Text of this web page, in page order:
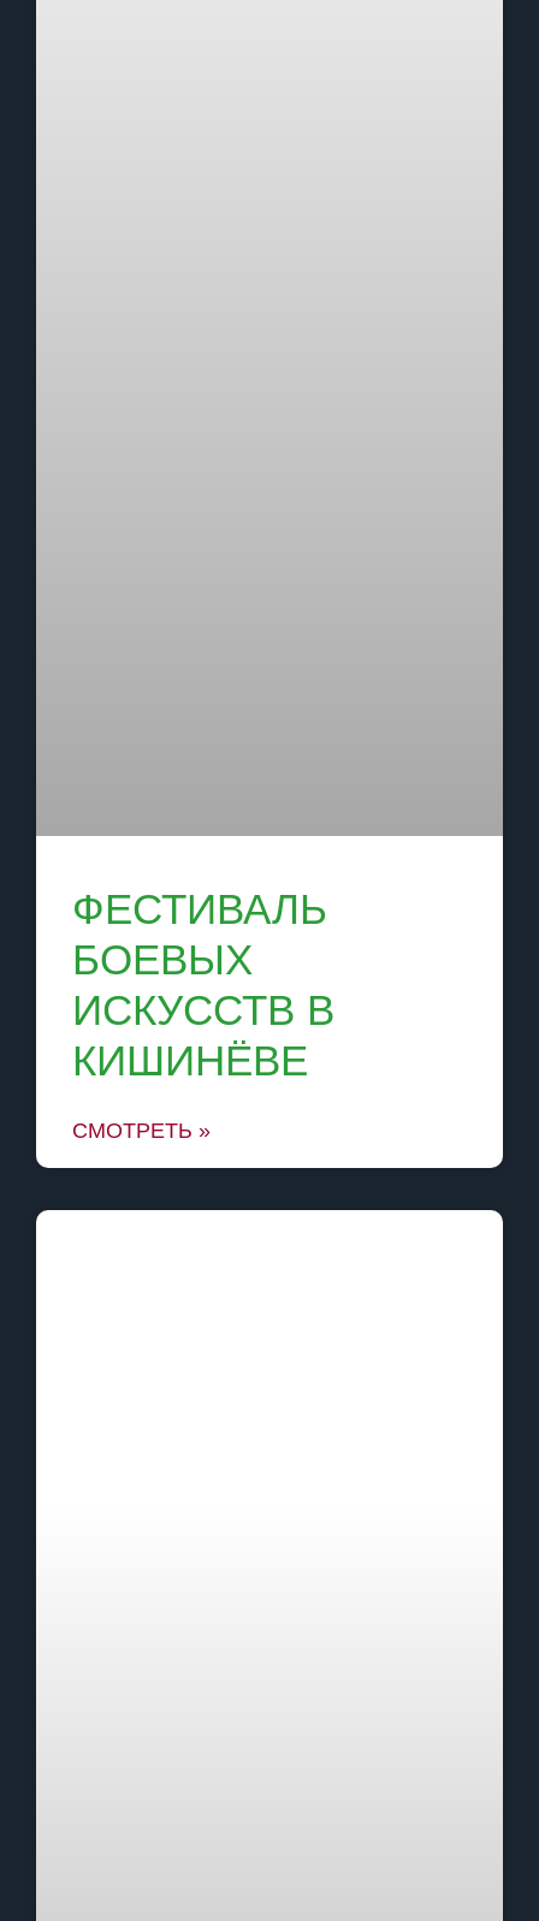
ФЕСТИВАЛЬ
БОЕВЫХ
ИСКУССТВ В
КИШИНЁВЕ
СМОТРЕТЬ »